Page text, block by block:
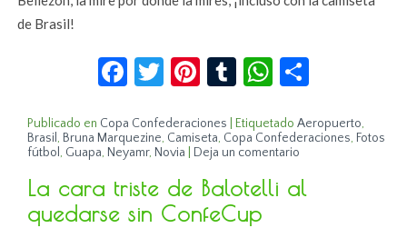
de Brasil!
Facebook
Twitter
Pinterest
TumblrWhatsApp
Publicado en Copa Confederaciones Etiquetado Aeropuerto,
Brasil, Bruna Marquezine, Camiseta, Copa Confederaciones, Fotos
fútbol, Guapa, Neyamr, Novia Deja un comentario
La cara triste de Balotelli al
quedarse sin ConfeCup